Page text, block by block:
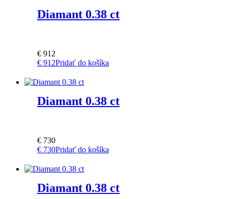
Diamant 0.38 ct
€ 912
€ 912Pridať do košíka
Diamant 0.38 ct
€ 730
€ 730Pridať do košíka
Diamant 0.38 ct